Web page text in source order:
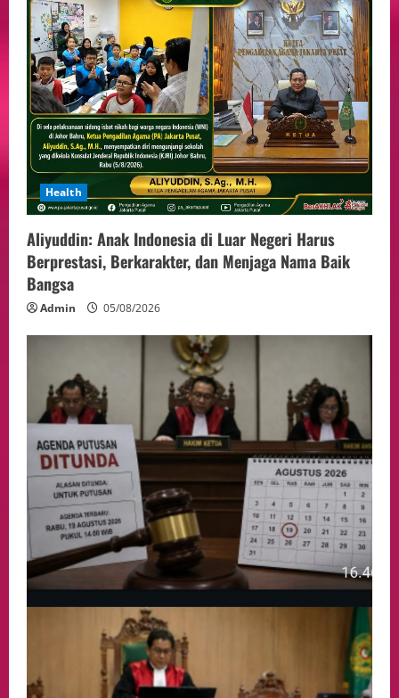
Health
Aliyuddin: Anak Indonesia di Luar Negeri Harus
Berprestasi, Berkarakter, dan Menjaga Nama Baik
Bangsa
Admin 05/08/2026